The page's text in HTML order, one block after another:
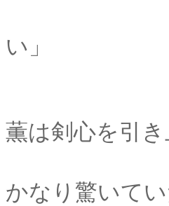
「いや、
い」
「人斬り
薫は剣心を引き
その言葉
かなり驚いてい